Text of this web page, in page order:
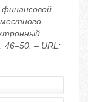
46–50. – URL: